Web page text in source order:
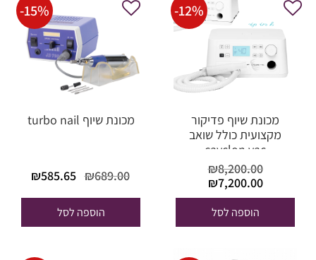
-12%
מכונת שיוף פדיקור
מקצועית כולל שואב
cayclon vac
₪8,200.00
המחיר
המקורי
היה:
₪8,200.00.
₪7,200.00
הנוכחי הוא:
הוספה לסל
-15%
מכונת שיוף turbo nail
₪689.00
המחיר
היה:
₪689.00.
₪585.65
הוספה לסל